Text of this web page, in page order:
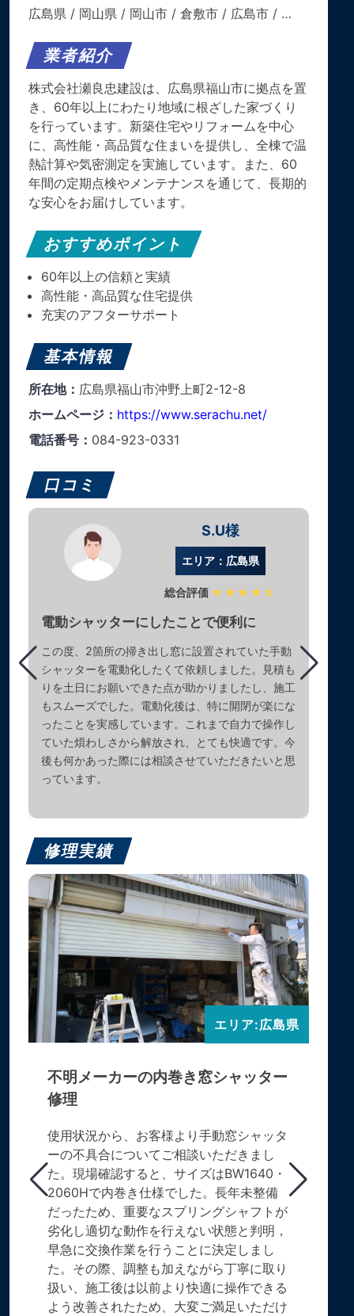
広島県 / 岡山県 / 岡山市 / 倉敷市 / 広島市 / …
業者紹介
株式会社瀬良忠建設は、広島県福山市に拠点を置
き、60年以上にわたり地域に根ざした家づくり
を行っています。​新築住宅やリフォームを中心
に、高性能・高品質な住まいを提供し、全棟で温
熱計算や気密測定を実施しています。​また、60
年間の定期点検やメンテナンスを通じて、長期的
な安心をお届けしています。
おすすめポイント
60年以上の信頼と実績
高性能・高品質な住宅提供
充実のアフターサポート
基本情報
所在地： 広島県福山市沖野上町2-12-8
ホームページ： https://www.serachu.net/
電話番号： 084-923-0331
口コミ
S.U様
エリア：広島県
総合評価 ★★★★☆
電動シャッターにしたことで便利に
この度、2箇所の掃き出し窓に設置されていた手動
シャッターを電動化したくて依頼しました。見積も
りを土日にお願いできた点が助かりましたし、施工
もスムーズでした。電動化後は、特に開閉が楽にな
ったことを実感しています。これまで自力で操作し
ていた煩わしさから解放され、とても快適です。今
後も何かあった際には相談させていただきたいと思
っています。
修理実績
エリア:広島県
不明メーカーの内巻き窓シャッター
修理
使用状況から、お客様より手動窓シャッタ
ーの不具合についてご相談いただきまし
た。現場確認すると、サイズはBW1640・
2060Hで内巻き仕様でした。長年未整備
だったため、重要なスプリングシャフトが
劣化し適切な動作を行えない状態と判明，
早急に交換作業を行うことに決定しまし
た。その際、調整も加えながら丁寧に取り
扱い、施工後は以前より快適に操作できる
よう改善されたため、大変ご満足いただけ